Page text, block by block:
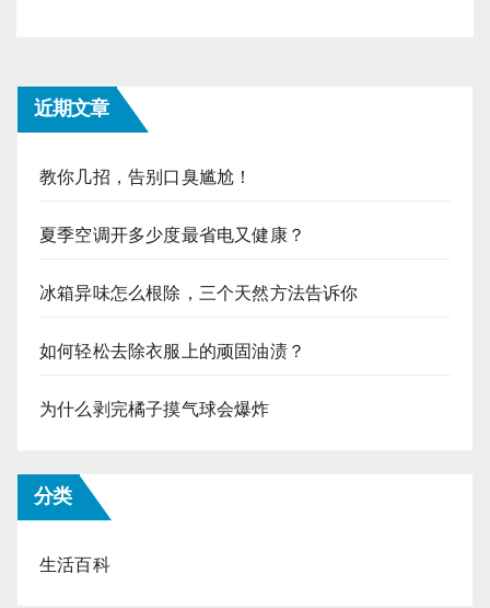
近期文章
教你几招，告别口臭尴尬！
夏季空调开多少度最省电又健康？
冰箱异味怎么根除，三个天然方法告诉你
如何轻松去除衣服上的顽固油渍？
为什么剥完橘子摸气球会爆炸
分类
生活百科